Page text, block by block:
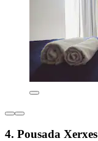
4. Pousada Xerxes